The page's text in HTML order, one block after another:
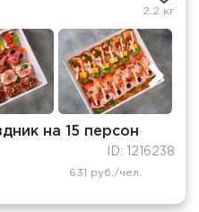
2.2 кг
на 15 персон
ID: 1216238
631 руб./чел.